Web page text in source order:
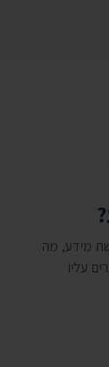
מידע, מה
עליו